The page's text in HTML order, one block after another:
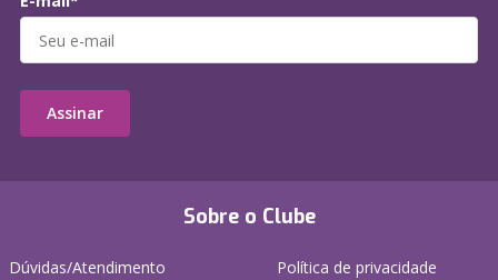
Sobre o Clube
Dúvidas/Atendimento
Política de privacidade
Assinar